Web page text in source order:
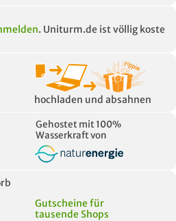
. Uniturm.de ist völlig koste
hochladen und absahnen
Gehostet mit 100%
Wasserkraft von
Gutscheine für
tausende Shops